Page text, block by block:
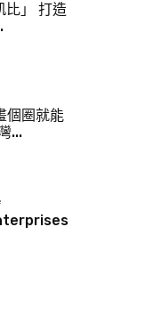
比」 打造
個圈就能
...